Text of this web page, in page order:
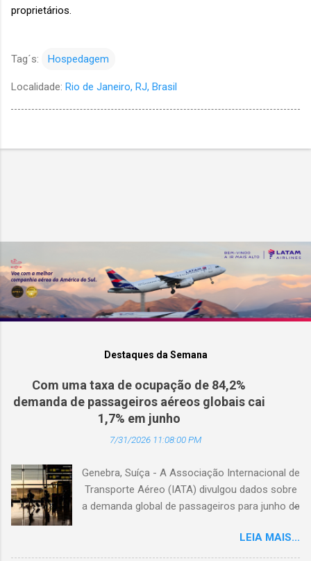
proprietários.
Tag´s: Hospedagem
Localidade: Rio de Janeiro, RJ, Brasil
Destaques da Semana
Com uma taxa de ocupação de 84,2%
demanda de passageiros aéreos globais cai
1,7% em junho
7/31/2026 11:08:00 PM
Genebra, Suíça - A Associação Internacional de
Transporte Aéreo (IATA) divulgou dados sobre
a demanda global de passageiros para junho de
passageiros-quilômetro pagos (RPK), caiu 1,7%
em comparação com junho de 2025. Excluindo
LEIA MAIS...